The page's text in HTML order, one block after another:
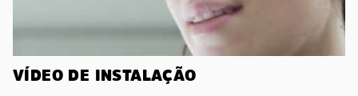
VÍDEO DE INSTALAÇÃO